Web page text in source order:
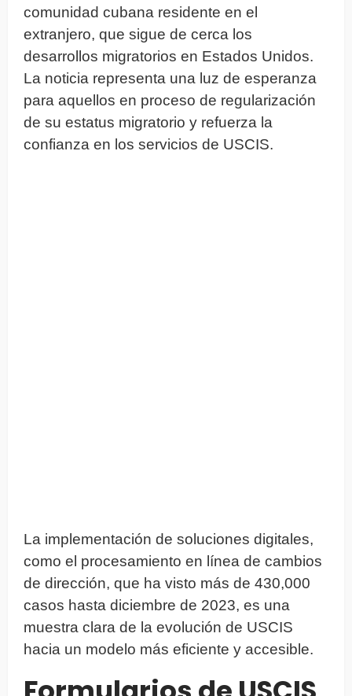
comunidad cubana residente en el
extranjero, que sigue de cerca los
desarrollos migratorios en Estados Unidos.
La noticia representa una luz de esperanza
para aquellos en proceso de regularización
de su estatus migratorio y refuerza la
confianza en los servicios de USCIS.
La implementación de soluciones digitales,
como el procesamiento en línea de cambios
de dirección, que ha visto más de 430,000
casos hasta diciembre de 2023, es una
muestra clara de la evolución de USCIS
hacia un modelo más eficiente y accesible.